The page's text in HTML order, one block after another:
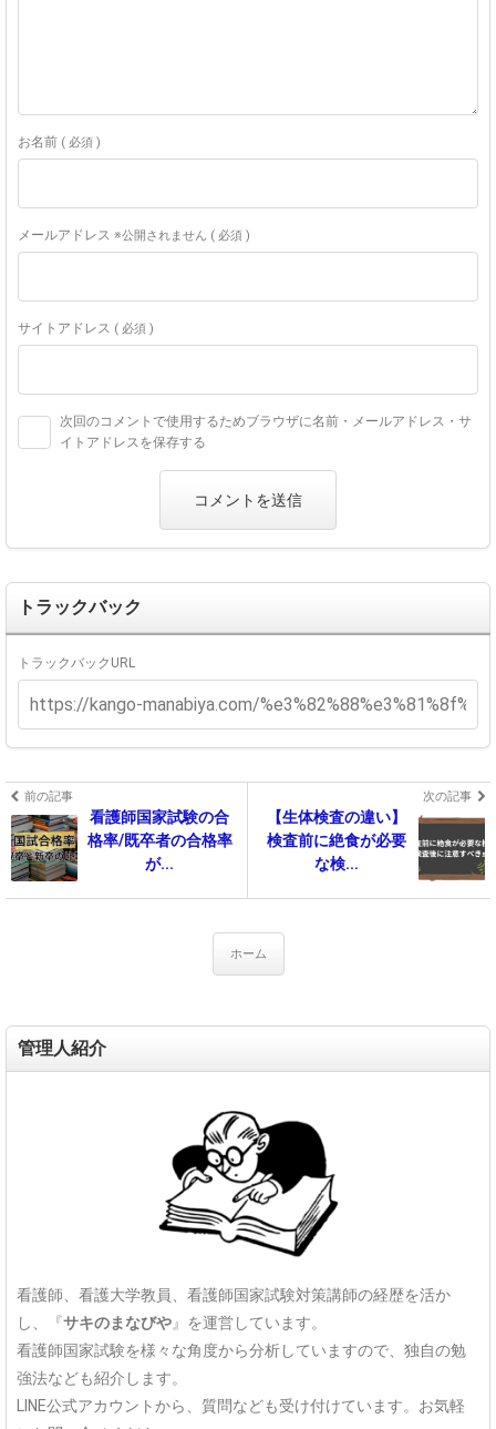
お名前 ( 必須 )
メールアドレス ※公開されません ( 必須 )
サイトアドレス ( 必須 )
次回のコメントで使用するためブラウザに名前・メールアドレス・サ
イトアドレスを保存する
トラックバック
トラックバックURL
前の記事
看護師国家試験の合
格率/既卒者の合格率
が...
次の記事
【生体検査の違い】
検査前に絶食が必要
な検...
ホーム
管理人紹介
看護師、看護大学教員、看護師国家試験対策講師の経歴を活か
し、『サキのまなびや』を運営しています。
看護師国家試験を様々な角度から分析していますので、独自の勉
強法なども紹介します。
LINE公式アカウントから、質問なども受け付けています。お気軽